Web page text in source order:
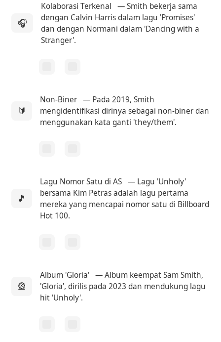
🎧
Kolaborasi Terkenal
— Smith bekerja sama
dengan Calvin Harris dalam lagu 'Promises'
dan dengan Normani dalam 'Dancing with a
Stranger'.
🔰
Non-Biner — Pada 2019, Smith
mengidentifikasi dirinya sebagai non-biner dan
menggunakan kata ganti 'they/them'.
🎵
Lagu Nomor Satu di AS — Lagu 'Unholy'
bersama Kim Petras adalah lagu pertama
mereka yang mencapai nomor satu di Billboard
Hot 100.
🎡
Album 'Gloria' — Album keempat Sam Smith,
'Gloria', dirilis pada 2023 dan mendukung lagu
hit 'Unholy'.